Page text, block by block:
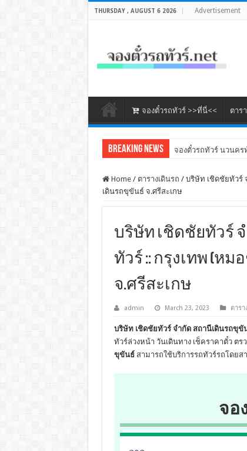
THURSDAY , AUGUST 6 2026 Advertisement
จองตั๋วรถทัวร์ >>ที่นี่<< ตาร
Breaking News จองตั๋วรถทัวร์ นวนคร
จองตั๋วรถทัวร์ แอร์ชัย
Home / ตารางเดินรถ / บริษัท เชิดชัยทัวร์
เดินรถขุขันธ์ จ.ศรีสะเกษ
บริษัท เชิดชัยทัวร์
ทัวร์ :: กรุงเทพ (ห
จ.ศรีสะเกษ
admin March 23, 2023 ตารา
บริษัท เชิดชัยทัวร์ จำกัด สถานีเดินรถขุขั
ทัวร์ล่วงหน้า วันเดินทาง เช็คราคาตั๋ว ต
ขุขันธ์สามารถใช้บริการรถทัวร์รถโดย
จอ